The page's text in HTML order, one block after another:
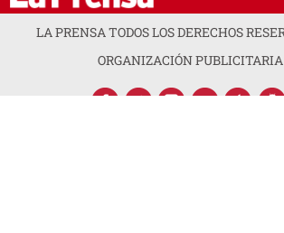
LA PRENSA TODOS LOS DERECHOS
ORGANIZACIÓN PUBLICITARIA